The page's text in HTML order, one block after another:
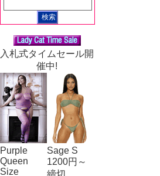
入札式タイムセール開
催中!
Purple
Queen
Size
Sage S
1200円～